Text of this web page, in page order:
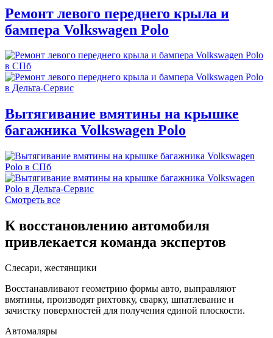
Ремонт левого переднего крыла и
бампера Volkswagen Polo
Вытягивание вмятины на крышке
багажника Volkswagen Polo
Смотреть все
К восстановлению автомобиля
привлекается команда экспертов
Слесари, жестянщики
Восстанавливают геометрию формы авто, выправляют
вмятины, производят рихтовку, сварку, шпатлевание и
зачистку поверхностей для получения единой плоскости.
Автомаляры